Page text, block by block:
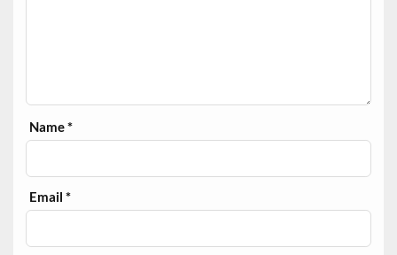
Name*
Email*